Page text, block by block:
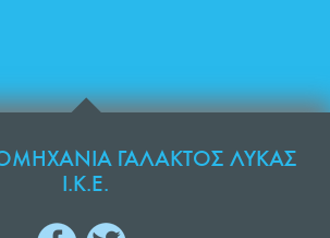
ΓΑΛΑΚΤΟΣ ΛΥΚΑΣ
Ι.Κ.Ε.